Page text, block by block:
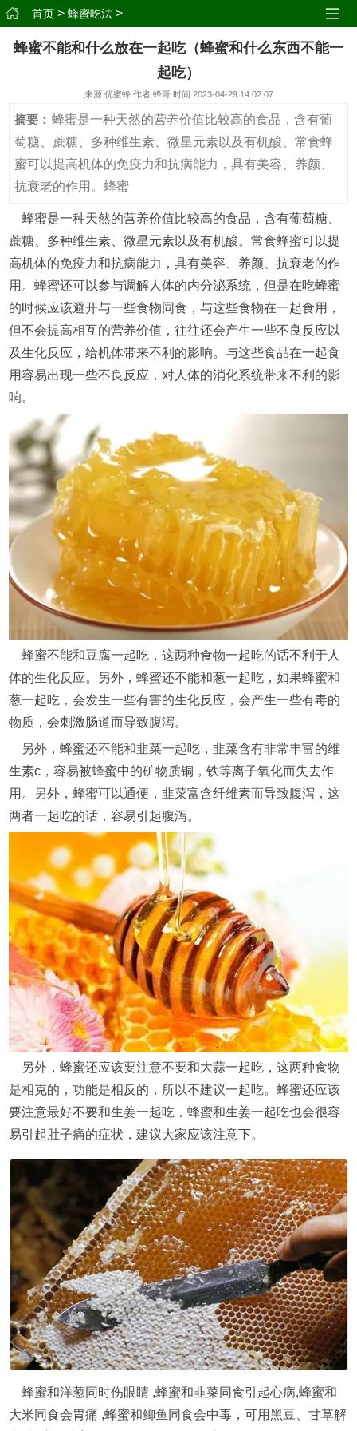
首页 >蜂蜜吃法 >
蜂蜜不能和什么放在一起吃（蜂蜜和什么东西不能一
起吃）
来源:优蜜蜂 作者:蜂哥 时间:2023-04-29 14:02:07
摘要： 蜂蜜是一种天然的营养价值比较高的食品，含有葡
萄糖、蔗糖、多种维生素、微星元素以及有机酸。常食蜂
蜜可以提高机体的免疫力和抗病能力，具有美容、养颜、
抗衰老的作用。蜂蜜
蜂蜜是一种天然的营养价值比较高的食品，含有葡萄糖、
蔗糖、多种维生素、微星元素以及有机酸。常食蜂蜜可以提
高机体的免疫力和抗病能力，具有美容、养颜、抗衰老的作
用。蜂蜜还可以参与调解人体的内分泌系统，但是在吃蜂蜜
的时候应该避开与一些食物同食，与这些食物在一起食用，
但不会提高相互的营养价值，往往还会产生一些不良反应以
及生化反应，给机体带来不利的影响。与这些食品在一起食
用容易出现一些不良反应，对人体的消化系统带来不利的影
响。
蜂蜜不能和豆腐一起吃，这两种食物一起吃的话不利于人
体的生化反应。另外，蜂蜜还不能和葱一起吃，如果蜂蜜和
葱一起吃，会发生一些有害的生化反应，会产生一些有毒的
物质，会刺激肠道而导致腹泻。
另外，蜂蜜还不能和韭菜一起吃，韭菜含有非常丰富的维
生素c，容易被蜂蜜中的矿物质铜，铁等离子氧化而失去作
用。另外，蜂蜜可以通便，韭菜富含纤维素而导致腹泻，这
两者一起吃的话，容易引起腹泻。
另外，蜂蜜还应该要注意不要和大蒜一起吃，这两种食物
是相克的，功能是相反的，所以不建议一起吃。蜂蜜还应该
要注意最好不要和生姜一起吃，蜂蜜和生姜一起吃也会很容
易引起肚子痛的症状，建议大家应该注意下。
蜂蜜和洋葱同时伤眼睛 ,蜂蜜和韭菜同食引起心病,蜂蜜和
大米同食会胃痛 ,蜂蜜和鲫鱼同食会中毒，可用黑豆、甘草解